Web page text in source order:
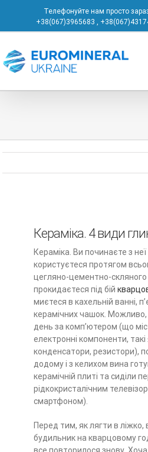
content
Телефонуйте нам просто
+38(067)3965683 ,
Кераміка. 4 види
Кераміка. Ви починаєте з неї
користуєтеся протягом
цегляно-цементно-скляного
прокидаєтеся під бій
миєтеся в кахельній ванні,
керамічних чашок.
день за комп’ютером (що
електронні компоненти, такі
конденсатори, резистори),
додому і з келихом вина
керамічній плиті та сиділи
рідкокристалічним
смартфоном).
Перед тим, як лягти в
будильник на кварцовому